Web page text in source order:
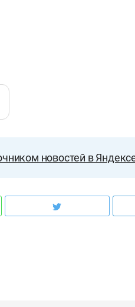
новостей в